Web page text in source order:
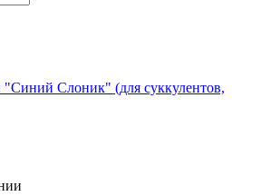
Слоник" (для суккулентов,